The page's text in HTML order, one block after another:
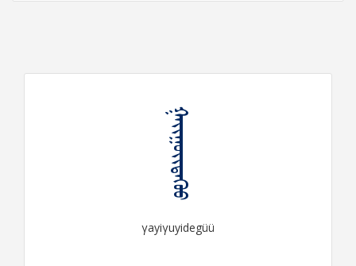
ᠭᠠᠶᠢᠭᠤᠶᠢᠳᠡᠭᠦᠦ
γayiγuyidegüü